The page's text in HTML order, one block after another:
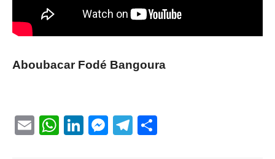
Aboubacar Fodé Bangoura
EmailWhatsApp
LinkedIn
Messenger
Telegram